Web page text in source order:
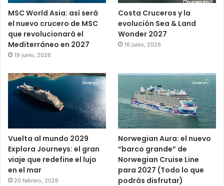
MSC World Asia: así será
el nuevo crucero de MSC
que revolucionará el
Mediterráneo en 2027
19 junio, 2026
Costa Cruceros y la
evolución Sea & Land
Wonder 2027
16 junio, 2026
Vuelta al mundo 2029
Explora Journeys: el gran
viaje que redefine el lujo
en el mar
20 febrero, 2026
Norwegian Aura: el nuevo
“barco grande” de
Norwegian Cruise Line
para 2027 (Todo lo que
podrás disfrutar)